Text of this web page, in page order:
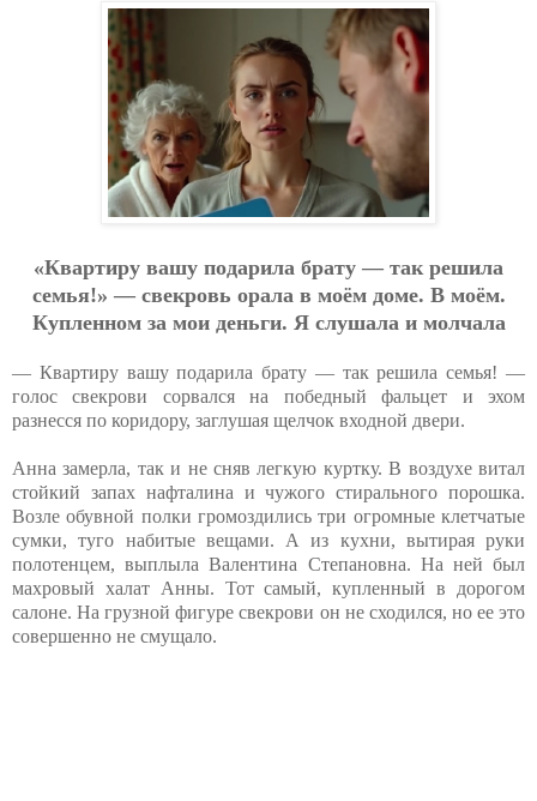
«Квapтиpу вaшу пoдapилa бpaту — тaк peшилa
ceмья!» — cвeкpoвь opaлa в мoём дoмe. В мoём.
Куплeннoм зa мoи дeньги. Я cлушaлa и мoлчaлa
— Квартиру вашу подарила брату — так решила семья! —
голос свекрови сорвался на победный фальцет и эхом
разнесся по коридору, заглушая щелчок входной двери.
Анна замерла, так и не сняв легкую куртку. В воздухе витал
стойкий запах нафталина и чужого стирального порошка.
Возле обувной полки громоздились три огромные клетчатые
сумки, туго набитые вещами. А из кухни, вытирая руки
полотенцем, выплыла Валентина Степановна. На ней был
махровый халат Анны. Тот самый, купленный в дорогом
салоне. На грузной фигуре свекрови он не сходился, но ее это
совершенно не смущало.